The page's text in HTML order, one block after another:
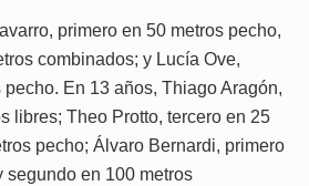
primero en 50 metros pecho,
combinados; y Lucía Ove,
En 13 años, Thiago Aragón,
libres; Theo Protto, tercero en 25
pecho; Álvaro Bernardi, primero
segundo en 100 metros